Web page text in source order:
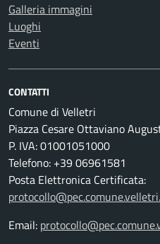
Galleria immagini
Luoghi
Eventi
CONTATTI
Comune di Velletri
Piazza Cesare Ottaviano
P. IVA: 01001051000
Telefono: +39 06961581
Posta Elettronica Certificata:
Email: